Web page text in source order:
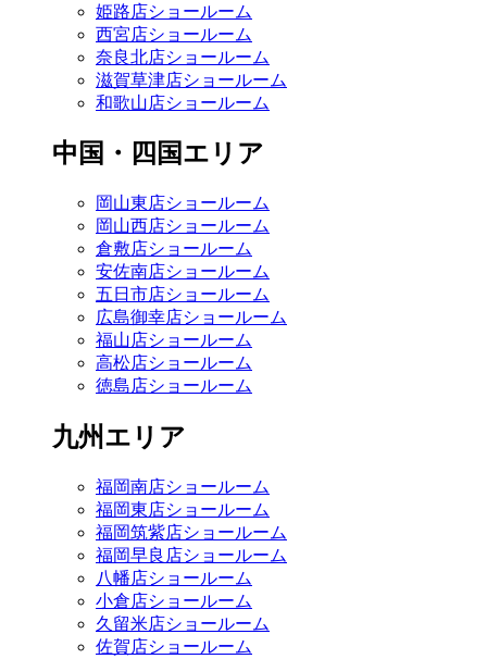
姫路店ショールーム
西宮店ショールーム
奈良北店ショールーム
滋賀草津店ショールーム
和歌山店ショールーム
中国・四国エリア
岡山東店ショールーム
岡山西店ショールーム
倉敷店ショールーム
安佐南店ショールーム
五日市店ショールーム
広島御幸店ショールーム
福山店ショールーム
高松店ショールーム
徳島店ショールーム
九州エリア
福岡南店ショールーム
福岡東店ショールーム
福岡筑紫店ショールーム
福岡早良店ショールーム
八幡店ショールーム
小倉店ショールーム
久留米店ショールーム
佐賀店ショールーム